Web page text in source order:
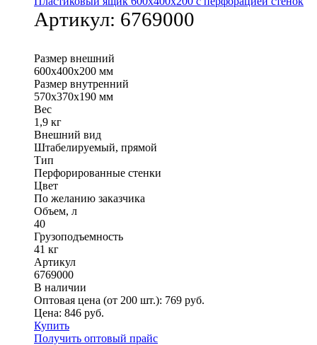
Артикул: 6769000
Размер внешний
600х400х200 мм
Размер внутренний
570х370х190 мм
Вес
1,9 кг
Внешний вид
Штабелируемый, прямой
Тип
Перфорированные стенки
Цвет
По желанию заказчика
Объем, л
40
Грузоподъемность
41 кг
Артикул
6769000
В наличии
Оптовая цена (от 200 шт.): 769 руб.
Цена: 846 руб.
Купить
Получить оптовый прайс